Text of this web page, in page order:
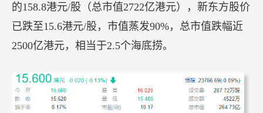
的158.8港元/股（总市值2722亿港元），新东方股价
已跌至15.6港元/股，市值蒸发90%，总市值跌幅近
2500亿港元，相当于2.5个海底捞。